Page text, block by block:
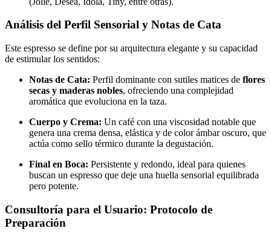
Análisis del Perfil Sensorial y Notas de Cata
Este espresso se define por su arquitectura elegante y su capacidad
de estimular los sentidos:
Notas de Cata: Perfil dominante con sutiles matices de flores
secas y maderas nobles, ofreciendo una complejidad
aromática que evoluciona en la taza.
Cuerpo y Crema: Un café con una viscosidad notable que
genera una crema densa, elástica y de color ámbar oscuro, que
actúa como sello térmico durante la degustación.
Final en Boca: Persistente y redondo, ideal para quienes
buscan un espresso que deje una huella sensorial equilibrada
pero potente.
Consultoría para el Usuario: Protocolo de
Preparación